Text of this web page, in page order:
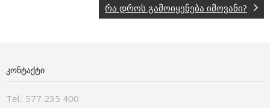
რა დროს გამოიყენება იმოვანი?
ᲙᲝᲜᲢᲐᲥᲢᲘ
Tel.: 577 235 400